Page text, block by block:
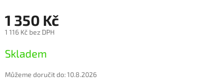
1 350 Kč
1 116 Kč bez DPH
cena:
Skladem
Můžeme doručit do:10.8.2026